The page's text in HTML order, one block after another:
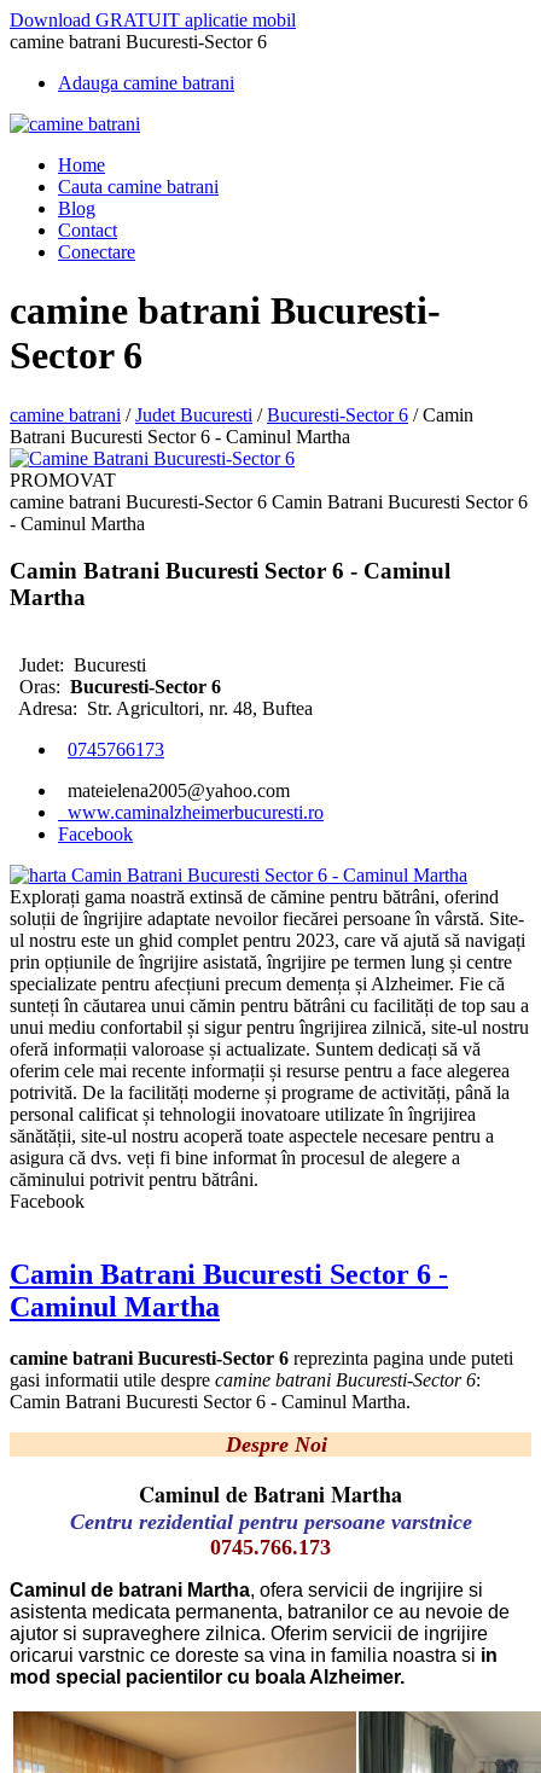
Download GRATUIT aplicatie mobil
camine batrani Bucuresti-Sector 6
Adauga camine batrani
Home
Cauta camine batrani
Blog
Contact
Conectare
camine batrani Bucuresti-
Sector 6
camine batrani /Judet Bucuresti /Bucuresti-Sector 6 /Camin
Batrani Bucuresti Sector 6 - Caminul Martha
PROMOVAT
camine batrani Bucuresti-Sector 6 Camin Batrani Bucuresti Sector 6
- Caminul Martha
Camin Batrani Bucuresti Sector 6 - Caminul
Martha
Judet: Bucuresti
Oras: Bucuresti-Sector 6
Adresa: Str. Agricultori, nr. 48, Buftea
0745766173
mateielena2005@yahoo.com
www.caminalzheimerbucuresti.ro
Facebook
Explorați gama noastră extinsă de cămine pentru bătrâni, oferind
soluții de îngrijire adaptate nevoilor fiecărei persoane în vârstă. Site-
ul nostru este un ghid complet pentru 2023, care vă ajută să navigați
prin opțiunile de îngrijire asistată, îngrijire pe termen lung și centre
specializate pentru afecțiuni precum demența și Alzheimer. Fie că
sunteți în căutarea unui cămin pentru bătrâni cu facilități de top sau a
unui mediu confortabil și sigur pentru îngrijirea zilnică, site-ul nostru
oferă informații valoroase și actualizate. Suntem dedicați să vă
oferim cele mai recente informații și resurse pentru a face alegerea
potrivită. De la facilități moderne și programe de activități, până la
personal calificat și tehnologii inovatoare utilizate în îngrijirea
sănătății, site-ul nostru acoperă toate aspectele necesare pentru a
asigura că dvs. veți fi bine informat în procesul de alegere a
căminului potrivit pentru bătrâni.
Facebook
Camin Batrani Bucuresti Sector 6 -
Caminul Martha
camine batrani Bucuresti-Sector 6 reprezinta pagina unde puteti
gasi informatii utile despre camine batrani Bucuresti-Sector 6:
Camin Batrani Bucuresti Sector 6 - Caminul Martha.
Despre Noi
Caminul de Batrani Martha
Centru rezidential pentru persoane varstnice
0745.766.173
Caminul de batrani Martha, ofera servicii de ingrijire si
asistenta medicata permanenta, batranilor ce au nevoie de
ajutor si supraveghere zilnica. Oferim servicii de ingrijire
oricarui varstnic ce doreste sa vina in familia noastra si in
mod special pacientilor cu boala Alzheimer.